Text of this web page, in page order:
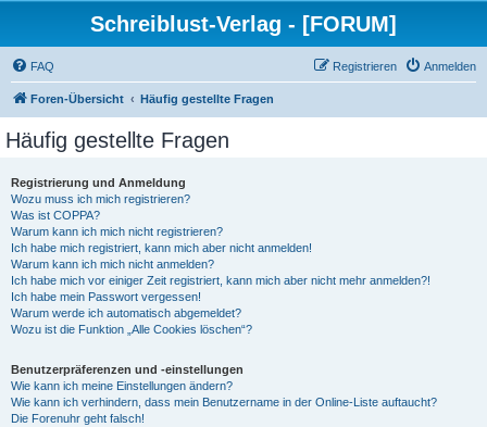
Schreiblust-Verlag - [FORUM]
FAQ Anmelden
Registrieren
Foren-Übersicht Häufig gestellte Fragen
Häufig gestellte Fragen
Registrierung und Anmeldung
Wozu muss ich mich registrieren?
Was ist COPPA?
Warum kann ich mich nicht registrieren?
Ich habe mich registriert, kann mich aber nicht anmelden!
Warum kann ich mich nicht anmelden?
Ich habe mich vor einiger Zeit registriert, kann mich aber nicht mehr anmelden?!
Ich habe mein Passwort vergessen!
Warum werde ich automatisch abgemeldet?
Wozu ist die Funktion „Alle Cookies löschen“?
Benutzerpräferenzen und -einstellungen
Wie kann ich meine Einstellungen ändern?
Wie kann ich verhindern, dass mein Benutzername in der Online-Liste auftaucht?
Die Forenuhr geht falsch!